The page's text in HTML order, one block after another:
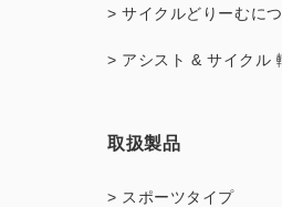
> サイクルどりーむに
> アシスト & サイクル
取扱製品
> スポーツタイプ